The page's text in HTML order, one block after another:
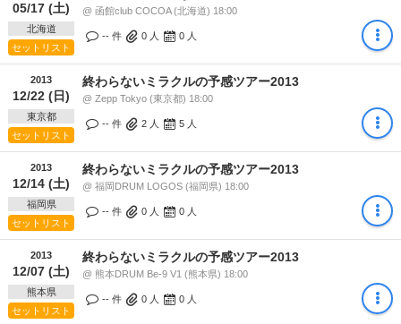
05/17 (土)
北海道
セットリスト
@ 函館club COCOA (北海道) 18:00
-- 件 0 人 0 人
2013
12/22 (日)
東京都
セットリスト
終わらないミラクルの予感ツアー2013
@ Zepp Tokyo (東京都) 18:00
-- 件 2 人 5 人
2013
12/14 (土)
福岡県
セットリスト
終わらないミラクルの予感ツアー2013
@ 福岡DRUM LOGOS (福岡県) 18:00
-- 件 0 人 0 人
2013
12/07 (土)
熊本県
セットリスト
終わらないミラクルの予感ツアー2013
@ 熊本DRUM Be-9 V1 (熊本県) 18:00
-- 件 0 人 0 人